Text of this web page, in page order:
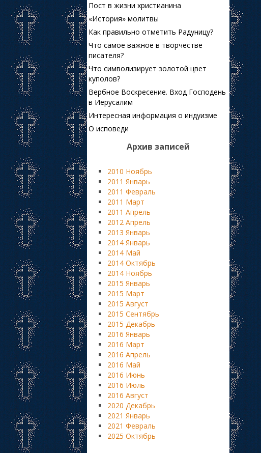
Пост в жизни христианина
«История» молитвы
Как правильно отметить Радуницу?
Что самое важное в творчестве
писателя?
Что символизирует золотой цвет
куполов?
Вербное Воскресение. Вход Господень
в Иерусалим
Интересная информация о индуизме
О исповеди
Архив записей
2010 Ноябрь
2011 Январь
2011 Февраль
2011 Март
2011 Апрель
2012 Апрель
2013 Январь
2014 Январь
2014 Май
2014 Октябрь
2014 Ноябрь
2015 Январь
2015 Март
2015 Август
2015 Сентябрь
2015 Декабрь
2016 Январь
2016 Март
2016 Апрель
2016 Май
2016 Июнь
2016 Июль
2016 Август
2020 Декабрь
2021 Январь
2021 Февраль
2025 Октябрь